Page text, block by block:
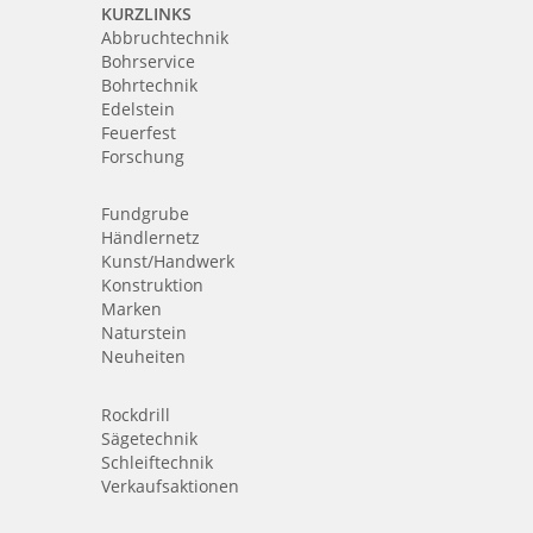
KURZLINKS
Abbruchtechnik
Bohrservice
Bohrtechnik
Edelstein
Feuerfest
Forschung
Fundgrube
Händlernetz
Kunst/Handwerk
Konstruktion
Marken
Naturstein
Neuheiten
Rockdrill
Sägetechnik
Schleiftechnik
Verkaufsaktionen